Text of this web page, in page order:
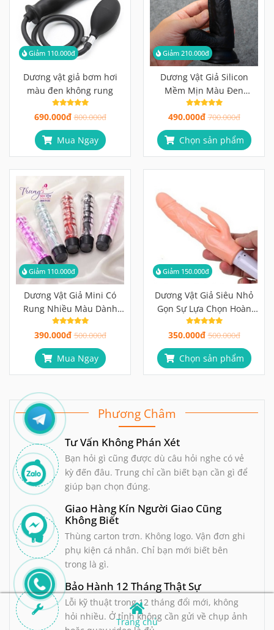
Dương vật giả bơm hơi
màu đen không rung
690.000đ 800.000đ
Mua Ngay
Dương Vật Giả Silicon
Mềm Mịn Màu Đen
11*3cm
490.000đ 700.000đ
Chọn sản phẩm
Giảm 110.000đ
Dương Vật Giả Mini Có
Rung Nhiều Màu Dành
Cho Nữ
390.000đ 500.000đ
Mua Ngay
Giảm 150.000đ
Dương Vật Giả Siêu Nhỏ
Gọn Sự Lựa Chọn Hoàn
Hảo Cho Phái Đẹp
350.000đ 500.000đ
Chọn sản phẩm
Phương Châm
Tư Vấn Không Phán Xét
kỳ đến đâu. Trung chỉ cần biết bạn cần gì để
giúp bạn chọn đúng.
Giao Hàng Kín Người Giao Cũng
Không Biết
Thùng carton trơn. Không logo. Vận đơn ghi
phụ kiện cá nhân. Chỉ bạn mới biết bên
Bảo Hành 12 Tháng Thật Sự
Lỗi kỹ thuật trong 12 tháng đổi mới, không
hỏi nhiều. Ở tỉnh không cần gửi về chụp ảnh
hoặc quay video là đủ.
Giao Trong Ngày
Nội thành HN và HCM: 1-2 giờ. Tỉnh thành 1-
3 ngày. Đơn đặt trước 10h tối thường đi ngay
Trang chủ